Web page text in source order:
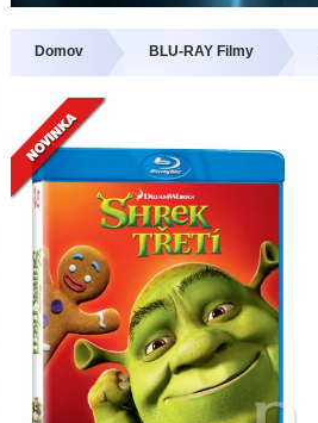
Domov BLU-RAY Filmy